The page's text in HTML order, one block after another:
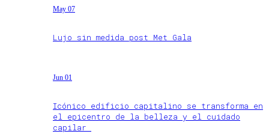
May 07
Lujo sin medida post Met Gala
Jun 01
Icónico edificio capitalino se transforma en
el epicentro de la belleza y el cuidado
capilar